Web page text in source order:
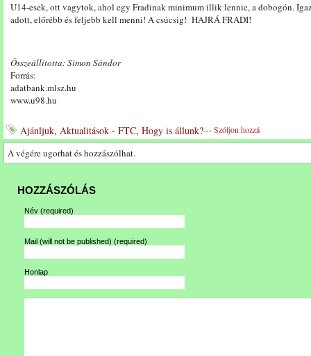
U14-esek, ott vagytok, ahol egy Fradinak minimum illik lennie, a dobogón.
adott, előrébb és feljebb kell menni! A csúcsig! HAJRÁ FRADI!
Összeállította: Simon Sándor
Forrás:
adatbank.mlsz.hu
www.u98.hu
Ajánljuk, Aktualitások - FTC, Hogy is állunk?---Szóljon hozzá
A végére ugorhat és hozzászólhat.
HOZZÁSZÓLÁS
Név (required)
Mail (will not be published) (required)
Honlap